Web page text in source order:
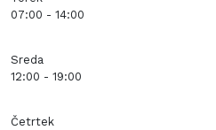
07:00 - 14:00
Sreda
12:00 - 19:00
Četrtek